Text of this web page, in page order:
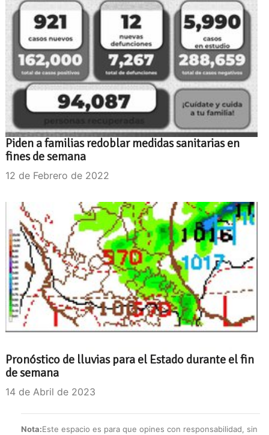
Piden a familias redoblar medidas sanitarias en
fines de semana
12 de Febrero de 2022
Pronóstico de lluvias para el Estado durante el fin
de semana
14 de Abril de 2023
Nota:Este espacio es para que opines con responsabilidad, sin